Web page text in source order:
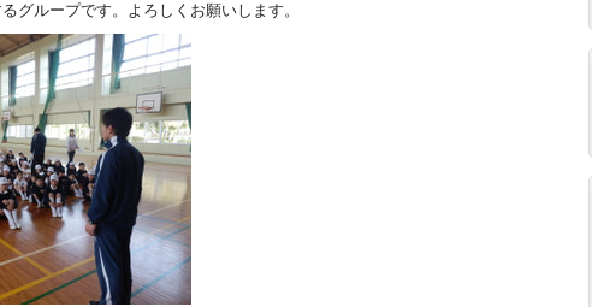
グループです。よろしくお願いします。